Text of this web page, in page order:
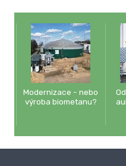
Modernizace - nebo
výroba biometanu?